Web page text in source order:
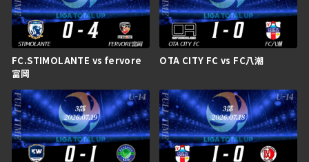
FC.STIMOLANTE vs fervore
富岡
OTA CITY FC vs FC八潮